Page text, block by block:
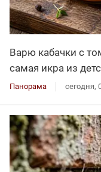
Варю кабачки с
самая икра из
Панорама сегодня,